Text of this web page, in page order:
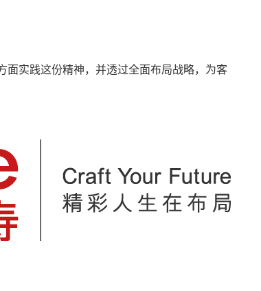
面实践这份精神，并透过全面布局战略，为客